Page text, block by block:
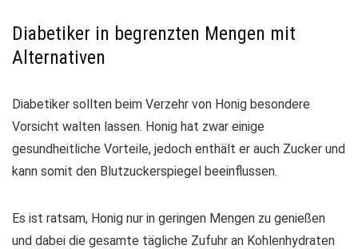
Diabetiker in begrenzten Mengen mit
Alternativen
Diabetiker sollten beim Verzehr von Honig besondere
Vorsicht walten lassen. Honig hat zwar einige
gesundheitliche Vorteile, jedoch enthält er auch Zucker und
kann somit den Blutzuckerspiegel beeinflussen.
Es ist ratsam, Honig nur in geringen Mengen zu genießen
und dabei die gesamte tägliche Zufuhr an Kohlenhydraten